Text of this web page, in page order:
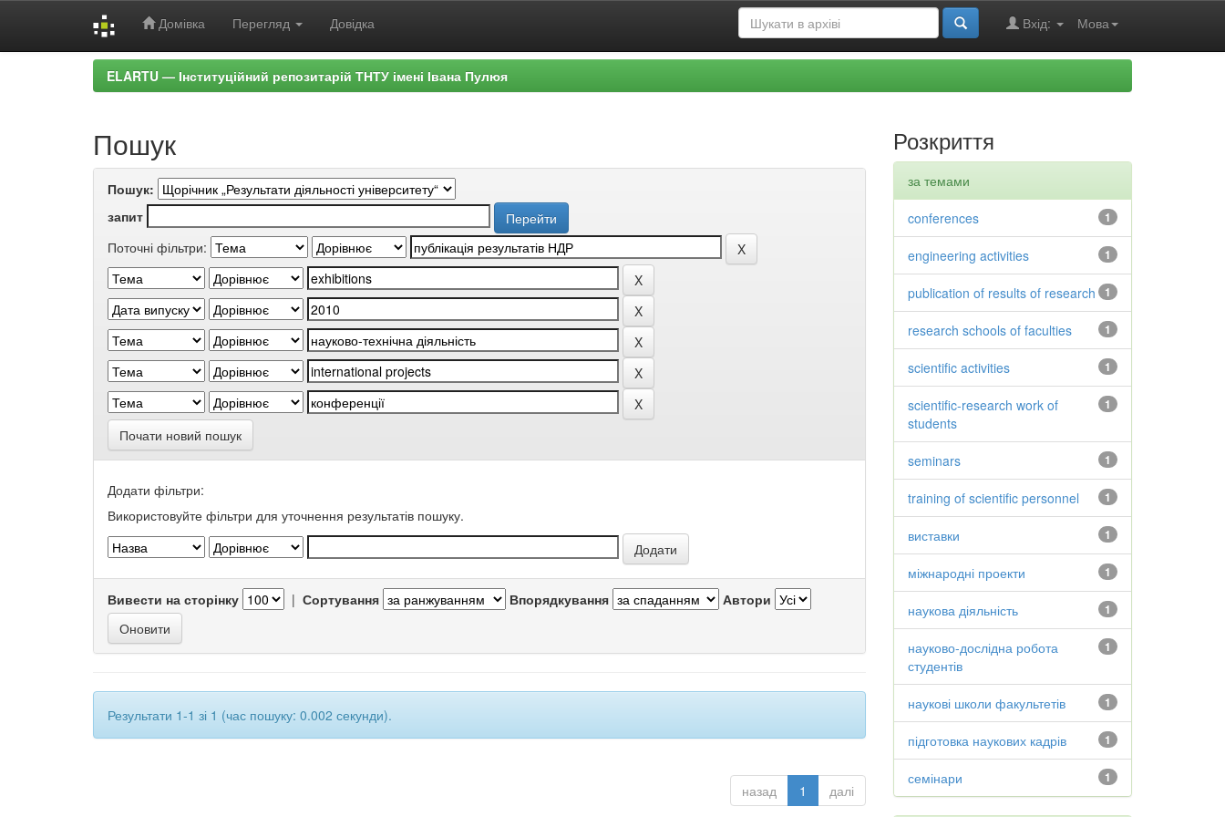
Домівка Перегляд Довідка Мова
Вхід:
ELARTU — Інституційний репозитарій ТНТУ імені Івана Пулюя
Пошук
Пошук:
запит
Поточні фільтри:
Почати новий пошук
Додати фільтри:
Використовуйте фільтри для уточнення результатів пошуку.
Вивести на сторінку | Сортування Впорядкування Автори
Результати 1-1 зі 1 (час пошуку: 0.002 секунди).
назад 1 далі
Розкриття
за темами
1
conferences
1
engineering activities
1
publication of results of research
1
research schools of faculties
1
scientific activities
1
scientific-research work of
students
1
seminars
1
training of scientific personnel
1
виставки
1
міжнародні проекти
1
наукова діяльність
1
науково-дослідна робота
студентів
1
наукові школи факультетів
1
підготовка наукових кадрів
1
семінари